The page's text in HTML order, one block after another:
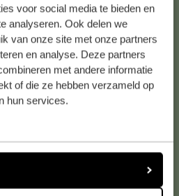
voor social media te bieden en
analyseren. Ook delen we
van onze site met onze partners
en analyse. Deze partners
met andere informatie
of die ze hebben verzameld op
hun services.
Hilfe
Tipps und Hilfe brauchen, wenden
Oder lesen Sie hier
Fragen